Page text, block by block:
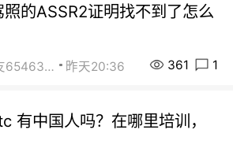
的ASSR2证明找不到了怎么
街友65463281 昨天20:36 361 1
有中国人吗？在哪里培训，